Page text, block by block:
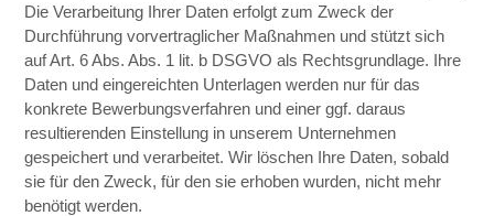
Die Verarbeitung Ihrer Daten erfolgt zum Zweck der
Durchführung vorvertraglicher Maßnahmen und stützt sich
auf Art. 6 Abs. Abs. 1 lit. b DSGVO als Rechtsgrundlage. Ihre
Daten und eingereichten Unterlagen werden nur für das
konkrete Bewerbungsverfahren und einer ggf. daraus
resultierenden Einstellung in unserem Unternehmen
gespeichert und verarbeitet. Wir löschen Ihre Daten, sobald
sie für den Zweck, für den sie erhoben wurden, nicht mehr
benötigt werden.